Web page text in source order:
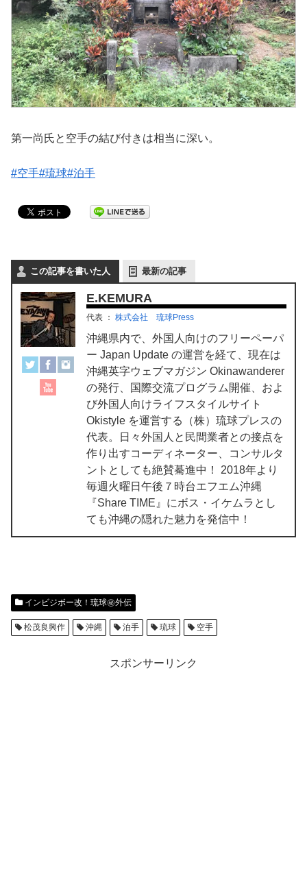
第一尚氏と空手の結び付きは相当に深い。
#空手#琉球#泊手
この記事を書いた人 最新の記事
E.KEMURA
代表 ： 株式会社 琉球Press
沖縄県内で、外国人向けのフリーペーパ
ー Japan Update の運営を経て、現在は
沖縄英字ウェブマガジン Okinawanderer
の発行、国際交流プログラム開催、およ
び外国人向けライフスタイルサイト
Okistyle を運営する（株）琉球プレスの
代表。日々外国人と民間業者との接点を
作り出すコーディネーター、コンサルタ
ントとしても絶賛驀進中！ 2018年より
毎週火曜日午後７時台エフエム沖縄
『Share TIME』にボス・イケムラとし
ても沖縄の隠れた魅力を発信中！
インビジボー改！琉球㊙︎外伝
松茂良興作 沖縄 泊手 琉球 空手
スポンサーリンク